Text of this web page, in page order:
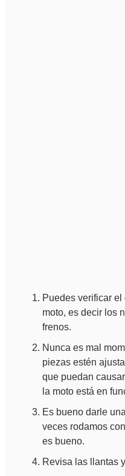
Puedes verificar
moto, es decir los
frenos.
Nunca es mal
piezas estén
que puedan
la moto está en
Es bueno darle
veces rodamos
es bueno.
Revisa las llantas